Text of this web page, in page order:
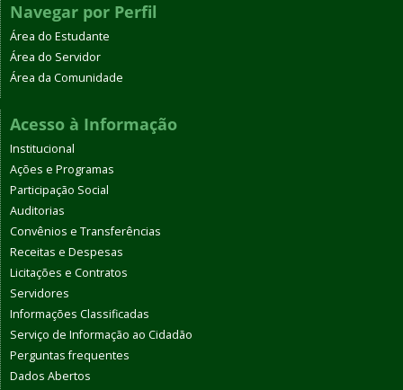
Navegar por Perfil
Área do Estudante
Área do Servidor
Área da Comunidade
Acesso à Informação
Institucional
Ações e Programas
Participação Social
Auditorias
Convênios e Transferências
Receitas e Despesas
Licitações e Contratos
Servidores
Informações Classificadas
Serviço de Informação ao Cidadão
Perguntas frequentes
Dados Abertos